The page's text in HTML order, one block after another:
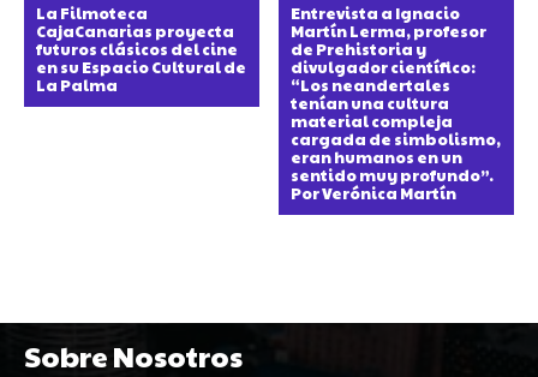
La Filmoteca
CajaCanarias proyecta
futuros clásicos del cine
en su Espacio Cultural de
La Palma
Entrevista a Ignacio
Martín Lerma, profesor
de Prehistoria y
divulgador científico:
“Los neandertales
tenían una cultura
material compleja
cargada de simbolismo,
eran humanos en un
sentido muy profundo”.
Por Verónica Martín
Sobre Nosotros